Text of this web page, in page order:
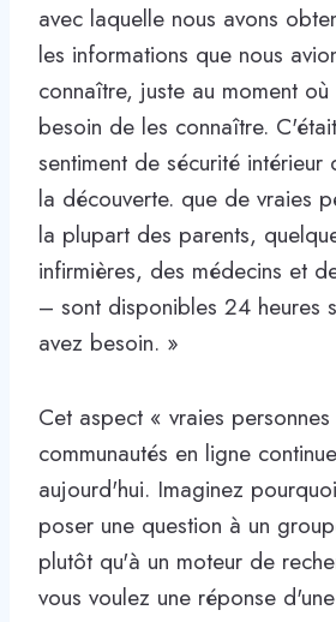
avec laquelle nous avons
les informations que nous
connaître, juste au moment où
besoin de les connaître.
sentiment de sécurité
la découverte. que de vraies
la plupart des parents,
infirmières, des médecins et
– sont disponibles 24 heures
avez besoin. »
Cet aspect « vraies
communautés en ligne
aujourd'hui. Imaginez
poser une question à un
plutôt qu'à un moteur de
vous voulez une réponse